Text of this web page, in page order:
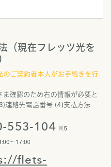
（現在フレッツ光を
ご契約者本人がお手続きを行
確認のため右の情報が必要と
連絡先電話番号 (4)支払方法
553-104 ※5
〜17:00
flets-